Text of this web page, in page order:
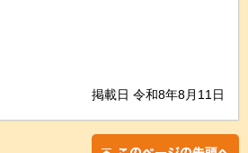
掲載日 令和8年8月11日